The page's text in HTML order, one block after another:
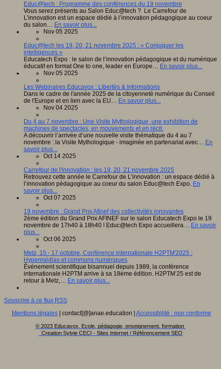
Educ@tech : Programme des conférences du 19 novembre
Vous serez présents au Salon Educ@tech ? Le Carrefour de
L’innovation est un espace dédié à l’innovation pédagogique au coeur
du salon… En savoir plus...
Nov 05 2025
Educ@tech les 19, 20, 21 novembre 2025 : « Conjuguer les
intelligences »
Educatech Expo : le salon de l’innovation pédagogique et du numérique
éducatif en format One to one, leader en Europe… En savoir plus...
Nov 05 2025
Les Webinaires Educavox : Libertés & Informations
Dans le cadre de l'année 2025 de la citoyenneté numérique du Conseil
de l'Europe et en lien avec la EU… En savoir plus...
Nov 04 2025
Du 4 au 7 novembre : Une Visite Mythologique, une exhibition de
machines de spectacles, en mouvements et en récit.
A découvrir l’arrivée d’une nouvelle visite thématique du 4 au 7
novembre : la Visite Mythologique - imaginée en partenariat avec… En
savoir plus...
Oct 14 2025
Carrefour de l'innovation : les 19, 20, 21 novembre 2025
Retrouvez cette année le Carrefour de L’innovation : un espace dédié à
l’innovation pédagogique au coeur du salon Educ@tech Expo. En
savoir plus...
Oct 07 2025
19 novembre : Grand Prix Afinef des collectivités innovantes
2ème édition du Grand Prix AFINEF sur le salon Educatech Expo le 19
novembre de 17h40 à 18h40 ! Educ@tech Expo accueillera… En savoir
plus...
Oct 06 2025
Metz, 15 - 17 octobre, Conférence internationale H2PTM'2025 :
Hypermédias et communs numériques
Événement scientifique bisannuel depuis 1989, la conférence
internationale H2PTM arrive à sa 18ème édition. H2PTM’25 est de
retour à Metz,… En savoir plus...
Souscrire à ce flux RSS
Mentions légales| contact[@]anae.education | Accessibilité : non conforme
© 2023 Educavox, Ecole, pédagogie, enseignement, formation
Creation Sylvie CECI - Sites Internet / Référencement SEO